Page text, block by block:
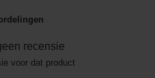
recensie
voor dat product